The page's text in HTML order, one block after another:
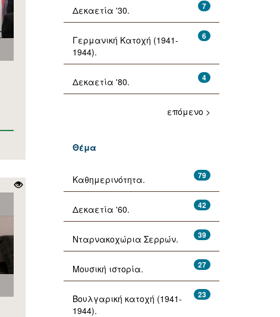
7
Δεκαετία '30.
6
Γερμανική Κατοχή (1941-
1944).
4
Δεκαετία '80.
επόμενο >
Θέμα
79
Καθημερινότητα.
42
Δεκαετία '60.
39
Νταρνακοχώρια Σερρών.
27
Μουσική ιστορία.
23
Βουλγαρική κατοχή (1941-
1944).